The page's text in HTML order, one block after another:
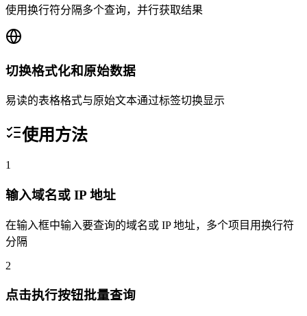
使用换行符分隔多个查询，并行获取结果
切换格式化和原始数据
易读的表格格式与原始文本通过标签切换显示
使用方法
1
输入域名或 IP 地址
在输入框中输入要查询的域名或 IP 地址，多个项目用换行符
分隔
2
点击执行按钮批量查询